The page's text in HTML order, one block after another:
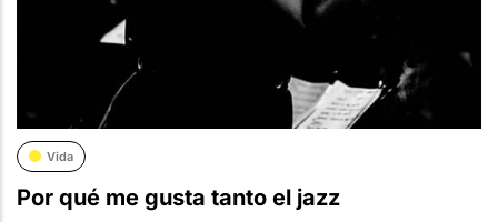
Vida
Por qué me gusta tanto el jazz